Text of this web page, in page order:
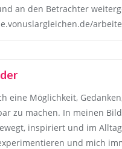
an den Betrachter
eine Möglichkeit,
zu machen. In meinen
inspiriert und im
und mich